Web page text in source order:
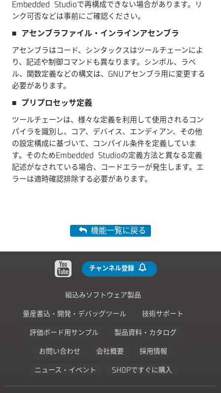
Embedded Studioで再構成できない場合があります。リ
ンク可否などは事前にご確認ください。
■ アセンブラファイル・インラインアセンブラ
アセンブラはコード、シンタックスはツールチェーンによ
り、記述や制御コマンドも異なります。シンボル、ラベ
ル、関数定義などの構文は、GNUアセンブラ用に変更する
必要があります。
■ プリプロセッサ定義
ツールチェーンは、様々な定義を利用して使用されるコン
パイラを識別し、コア、デバイス、エンディアン、その他
の設定構成に基づいて、コンパイル条件を定義していま
す。そのためEmbedded Studioの定義方法と異なる定義
記述がなされている場合、コードエラーが発生します。エ
ラーは適時確認排除する必要があります。
機能一覧に戻る
チャンネル登録
組込みソフトウェア製品
量産書込・開発・デバッグツール 技術サポート
評価ボード用サンプル 製品資料・カタログ
お問い合わせ 会社概要 採用情報
ニュース・イベント SHOPですぐに購入